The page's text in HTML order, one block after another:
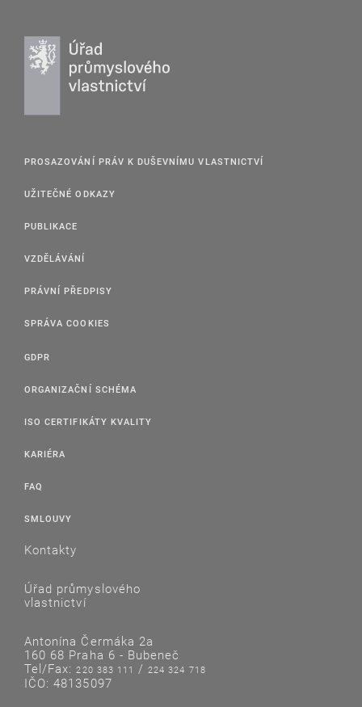
PROSAZOVÁNÍ PRÁV K DUŠEVNÍMU VLASTNICTVÍ
UŽITEČNÉ ODKAZY
PUBLIKACE
VZDĚLÁVÁNÍ
PRÁVNÍ PŘEDPISY
SPRÁVA COOKIES
GDPR
ORGANIZAČNÍ SCHÉMA
ISO CERTIFIKÁTY KVALITY
KARIÉRA
FAQ
SMLOUVY
Kontakty
Úřad průmyslového
vlastnictví
Antonína Čermáka 2a
160 68 Praha 6 - Bubeneč
Tel/Fax:220 383 111 /224 324 718
IČO: 48135097